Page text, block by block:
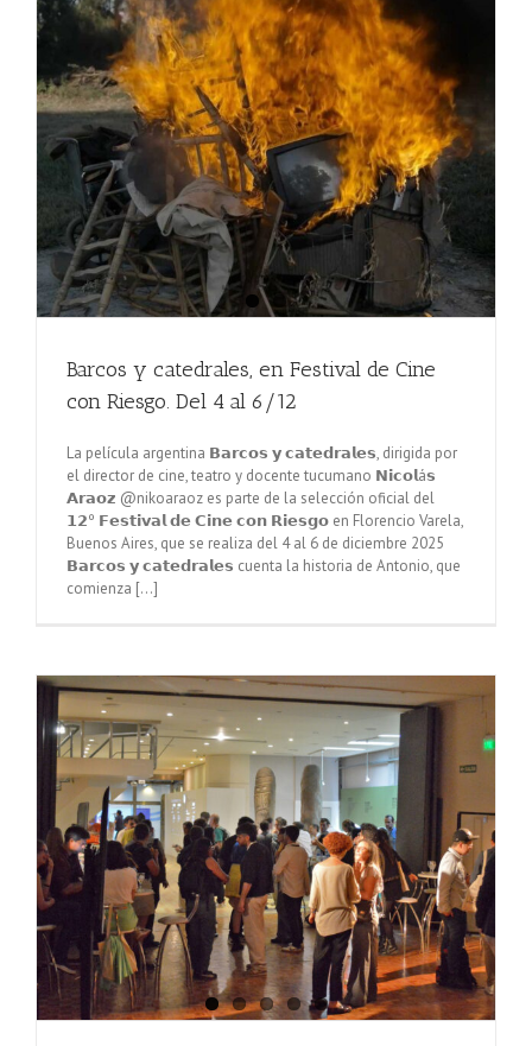
Barcos y catedrales, en Festival de Cine
con Riesgo. Del 4 al 6/12
La película argentina 𝗕𝗮𝗿𝗰𝗼𝘀 𝘆 𝗰𝗮𝘁𝗲𝗱𝗿𝗮𝗹𝗲𝘀, dirigida por
el director de cine, teatro y docente tucumano 𝗡𝗶𝗰𝗼𝗹á𝘀
𝗔𝗿𝗮𝗼𝘇 @nikoaraoz es parte de la selección oficial del
𝟭𝟮º 𝗙𝗲𝘀𝘁𝗶𝘃𝗮𝗹 𝗱𝗲 𝗖𝗶𝗻𝗲 𝗰𝗼𝗻 𝗥𝗶𝗲𝘀𝗴𝗼 en Florencio Varela,
Buenos Aires, que se realiza del 4 al 6 de diciembre 2025
𝗕𝗮𝗿𝗰𝗼𝘀 𝘆 𝗰𝗮𝘁𝗲𝗱𝗿𝗮𝗹𝗲𝘀 cuenta la historia de Antonio, que
comienza [...]